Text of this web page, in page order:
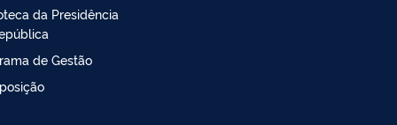
da Presidência
de Gestão